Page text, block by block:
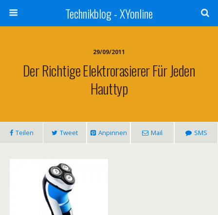
Technikblog - XYonline
29/09/2011
Der Richtige Elektrorasierer Für Jeden
Hauttyp
Teilen Tweet Anpinnen Mail SMS